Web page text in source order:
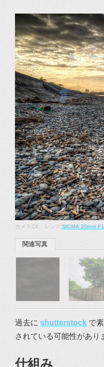
カメラ:Df、 レンズ:SIGMA 20mm
関連写真
過去に shutterstockで素
されている可能性があり
仕組み